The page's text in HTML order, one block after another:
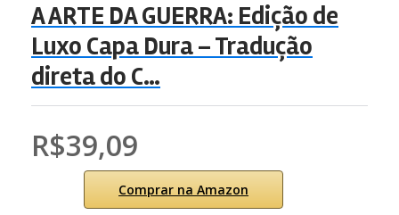
A ARTE DA GUERRA: Edição de
Luxo Capa Dura – Tradução
direta do C…
R$39,09
Comprar na Amazon